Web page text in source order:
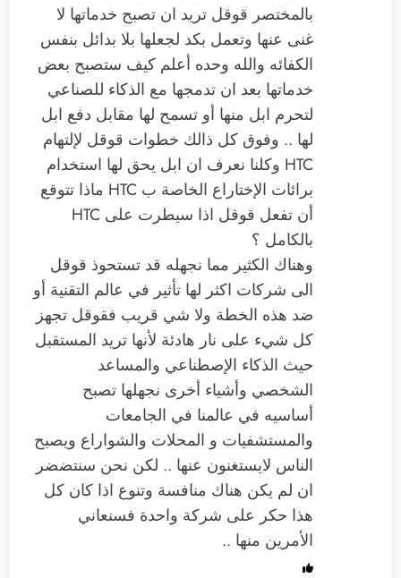
بالمختصر قوقل تريد ان تصبح خدماتها لا
غنى عنها وتعمل بكد لجعلها بلا بدائل بنفس
الكفائه والله وحده أعلم كيف ستصبح بعض
خدماتها بعد ان تدمجها مع الذكاء للصناعي
لتحرم ابل منها أو تسمح لها مقابل دفع ابل
لها .. وفوق كل ذالك خطوات قوقل لإلتهام
HTC وكلنا نعرف ان ابل يحق لها استخدام
برائات الإختاراع الخاصة ب HTC ماذا تتوقع
أن تفعل قوقل اذا سيطرت على HTC
بالكامل ؟
وهناك الكثير مما نجهله قد تستحوذ قوقل
الى شركات اكثر لها تأثير في عالم التقنية أو
ضد هذه الخطة ولا شي قريب فقوقل تجهز
كل شيء على نار هادئة لأنها تريد المستقبل
حيث الذكاء الإصطناعي والمساعد
الشخصي وأشياء أخرى نجهلها تصبح
أساسيه في عالمنا في الجامعات
والمستشفيات و المحلات والشواراع ويصبح
الناس لايستغنون عنها .. لكن نحن سنتضضر
ان لم يكن هناك منافسة وتنوع اذا كان كل
هذا حكر على شركة واحدة فسنعاني
الأمرين منها ..